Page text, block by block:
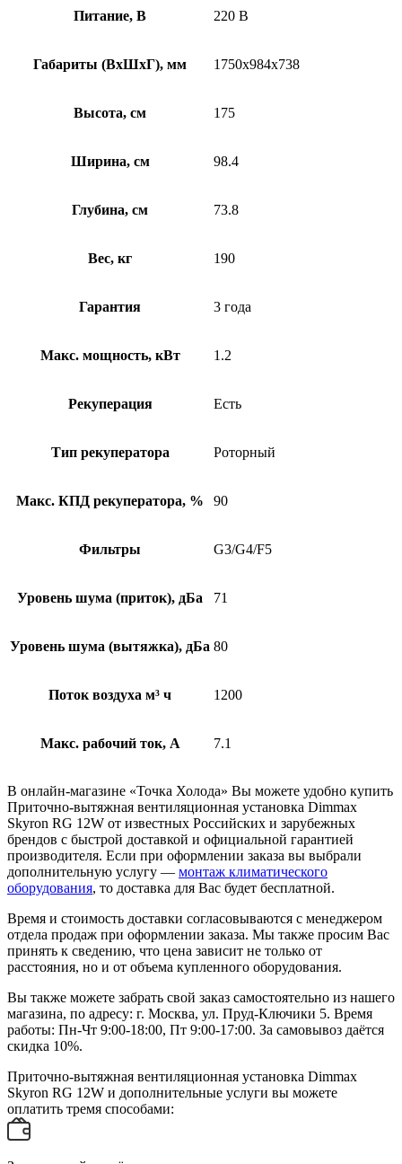
Питание, В 220 В
Габариты (ВхШхГ), мм 1750x984x738
Высота, см 175
Ширина, см 98.4
Глубина, см 73.8
Вес, кг 190
Гарантия 3 года
Макс. мощность, кВт 1.2
Рекуперация Есть
Тип рекуператора Роторный
Макс. КПД рекуператора, % 90
Фильтры G3/G4/F5
Уровень шума (приток), дБа 71
Уровень шума (вытяжка), дБа 80
Поток воздуха м³ ч 1200
Макс. рабочий ток, А 7.1
В онлайн-магазине «Точка Холода» Вы можете удобно купить
Приточно-вытяжная вентиляционная установка Dimmax
Skyron RG 12W от известных Российских и зарубежных
брендов с быстрой доставкой и официальной гарантией
производителя. Если при оформлении заказа вы выбрали
дополнительную услугу — монтаж климатического
оборудования, то доставка для Вас будет бесплатной.
Время и стоимость доставки согласовываются с менеджером
отдела продаж при оформлении заказа. Мы также просим Вас
принять к сведению, что цена зависит не только от
расстояния, но и от объема купленного оборудования.
Вы также можете забрать свой заказ самостоятельно из нашего
магазина, по адресу: г. Москва, ул. Пруд-Ключики 5. Время
работы: Пн-Чт 9:00-18:00, Пт 9:00-17:00. За самовывоз даётся
скидка 10%.
Приточно-вытяжная вентиляционная установка Dimmax
Skyron RG 12W и дополнительные услуги вы можете
оплатить тремя способами: